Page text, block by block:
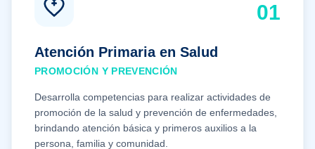
01
Atención Primaria en Salud
PROMOCIÓN Y PREVENCIÓN
Desarrolla competencias para realizar actividades de
promoción de la salud y prevención de enfermedades,
brindando atención básica y primeros auxilios a la
persona, familia y comunidad.